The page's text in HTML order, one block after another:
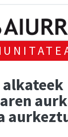
alkateek